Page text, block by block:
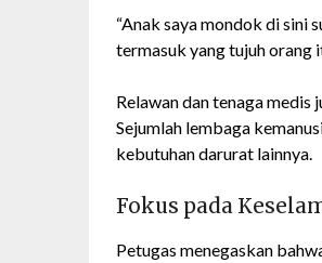
“Anak saya mondok di sini
termasuk yang tujuh orang
Relawan dan tenaga
Sejumlah lembaga
kebutuhan darurat lainnya.
Fokus pada
Petugas menegaskan